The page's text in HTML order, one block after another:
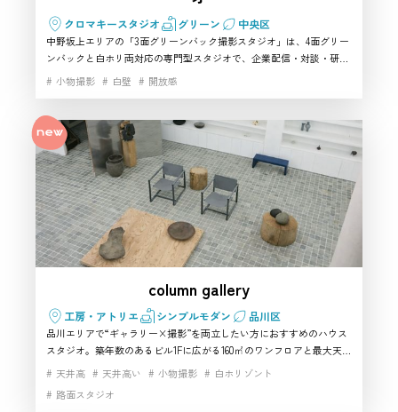
クロマキースタジオ グリーン 中央区
中野坂上エリアの「3面グリーンバック撮影スタジオ」は、4面グリー
ンバックと白ホリ両対応の専門型スタジオで、企業配信・対談・研修
動画に強い中野のハウススタジオです。天井高3m以上の広い空間と
安定した光回線で、ライブ配信や同録収録にも最適。「中野で本格的
という制作チームに特におすすめの中野ハウススタジオとして高く評
価されています。
小物撮影 白壁 開放感
column gallery
工房・アトリエ シンプルモダン 品川区
品川エリアで“ギャラリー×撮影”を両立したい方におすすめのハウス
スタジオ。築年数のあるビル1Fに広がる160㎡のワンフロアと最大天井
高380cmで、引きの画も余白たっぷりに組める撮影スタジオです。石
材床と中央の円柱が空間に芯を作り、物撮り・ファッション・インタ
ビューまで幅広く対応。オプションのアール白ホリで、ムードのある
天井高 天井高い 小物撮影
白ホリゾント
路面スタジオ